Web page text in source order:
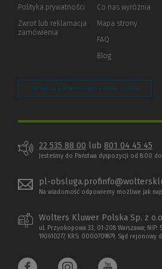
Polityka prywatności (Nowe
(Link
innej
Zwrot lub reklamacja
zamówienia
strony)
Co nas wyróżnia
Mapa strony
FAQ
Blog
Zarządzaj preferencjami plików cookie
22 535 88 00 lub 801 04 45 45
Jesteśmy do Państwa dyspozycji od 8:00
pl-
Na wiadomość odpowiemy możliwe jak
Wolters Kluwer Polska Sp. z
ul. Przyokopowa 33, 01-208 Warszawa; NIP:
190610277, KRS: 0000709879, Sąd rejonowy